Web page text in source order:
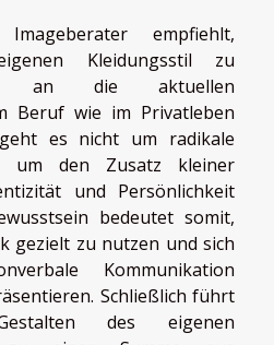
empfiehlt,
Kleidungsstil zu
an die aktuellen
Beruf wie im Privatleben
es nicht um radikale
um den Zusatz kleiner
und Persönlichkeit
bedeutet somit,
gezielt zu nutzen und sich
Kommunikation
Schließlich führt
des eigenen